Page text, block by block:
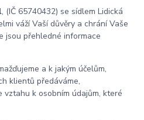
, (IČ 65740432) se sídlem Lidická
váží Vaší důvěry a chrání Vaše
jsou přehledné informace
a k jakým účelům,
klientů předáváme,
vztahu k osobním údajům, které